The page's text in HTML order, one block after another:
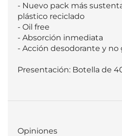
- Nuevo pack más
plástico reciclado
- Oil free
- Absorción inmediata
- Acción desodorante y no
Presentación: Botella de
Opiniones